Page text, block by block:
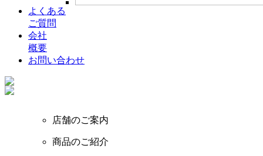
よくある
ご質問
会社
概要
お問い合わせ
店舗のご案内
商品のご紹介